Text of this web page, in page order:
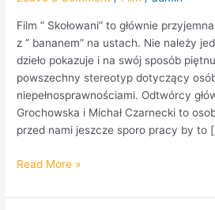
Film ” Skołowani” to głównie
z ” bananem” na ustach. Nie należy
dzieło pokazuje i na swój sposób
powszechny stereotyp dotyczący
niepełnosprawnościami. Odtwórcy
Grochowska i Michał Czarnecki to
przed nami jeszcze sporo pracy by to
Read More »